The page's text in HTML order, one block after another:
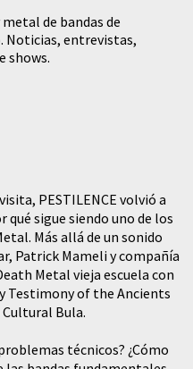
de bandas de
Noticias, entrevistas,
shows.
PESTILENCE volvió a
sigue siendo uno de los
Más allá de un sonido
Patrick Mameli y compañía
Metal vieja escuela con
Testimony of the Ancients
Cultural Bula.
técnicos? ¿Cómo